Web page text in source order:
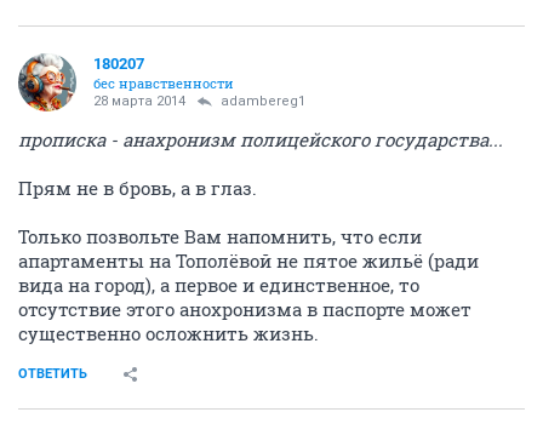
180207
бес нравственности
28 марта 2014 adambereg1
прописка - анахронизм полицейского государства...
Прям не в бровь, а в глаз.
Только позвольте Вам напомнить, что если
апартаменты на Тополёвой не пятое жильё (ради
вида на город), а первое и единственное, то
отсутствие этого анохронизма в паспорте может
существенно осложнить жизнь.
ОТВЕТИТЬ